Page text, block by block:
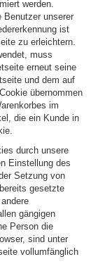
werden.
Benutzer unserer
ist
zu erleichtern.
muss
erneut seine
und dem auf
übernommen
im
die ein Kunde in
durch unsere
Einstellung des
Setzung von
gesetzte
gängigen
Person die
sind unter
vollumfänglich